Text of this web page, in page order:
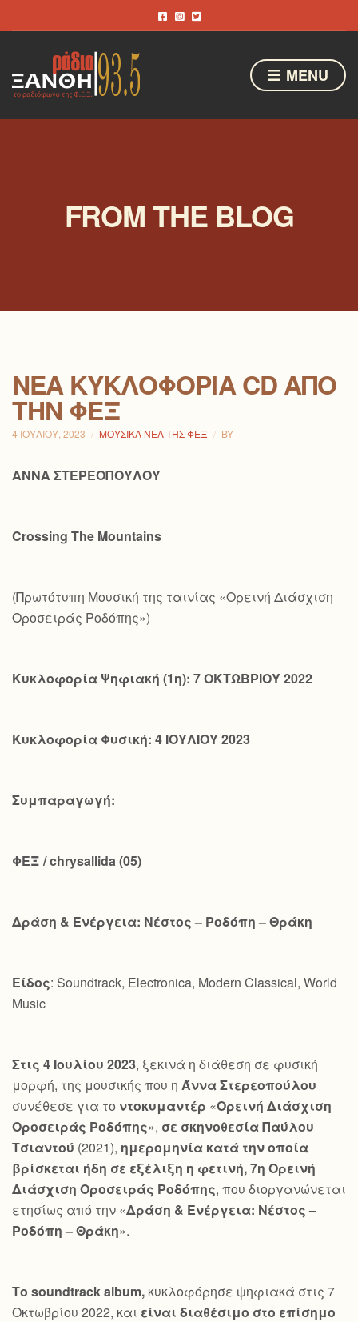
MENU
FROM THE BLOG
ΝΕΑ ΚΥΚΛΟΦΟΡΙΑ CD ΑΠΟ
ΤΗΝ ΦΕΞ
4 ΙΟΥΛΊΟΥ, 2023 ΜΟΥΣΙΚΆ ΝΈΑ ΤΗΣ ΦΕΞ BY
ΑΝΝΑ ΣΤΕΡΕΟΠΟΥΛΟΥ
Crossing The Mountains
(Πρωτότυπη Μουσική της ταινίας «Ορεινή Διάσχιση
Οροσειράς Ροδόπης»)
Κυκλοφορία Ψηφιακή (1η): 7 ΟΚΤΩΒΡΙΟΥ 2022
Κυκλοφορία Φυσική: 4 ΙΟΥΛΙΟΥ 2023
Συμπαραγωγή:
ΦΕΞ /chrysallida(05)
Δράση & Ενέργεια: Νέστος – Ροδόπη – Θράκη
Είδος: Soundtrack, Electronica, Modern Classical, World
Music
Στις 4 Ιουλίου 2023, ξεκινά η διάθεση σε φυσική
μορφή, της μουσικής που η Άννα Στερεοπούλου
συνέθεσε για το ντοκυμαντέρ «Ορεινή Διάσχιση
Οροσειράς Ροδόπης», σε σκηνοθεσία Παύλου
Τσιαντού (2021), ημερομηνία κατά την οποία
βρίσκεται ήδη σε εξέλιξη η φετινή, 7η Ορεινή
Διάσχιση Οροσειράς Ροδόπης, που διοργανώνεται
ετησίως από την «Δράση & Ενέργεια: Νέστος –
Ροδόπη – Θράκη».
Το soundtrackalbum, κυκλοφόρησε ψηφιακά στις 7
Οκτωβρίου 2022, και είναι διαθέσιμο στο επίσημο